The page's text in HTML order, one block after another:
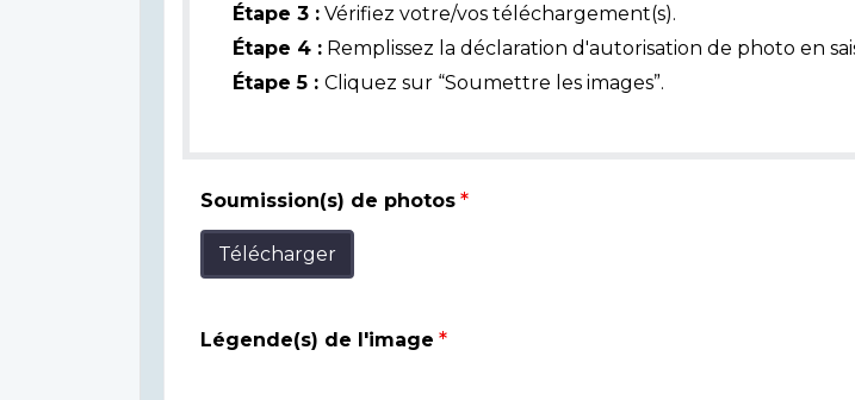
Étape 3 : Vérifiez votre/vos téléchargement(s).
Étape 4 : Remplissez la déclaration d'autorisation de photo en
Étape 5 : Cliquez sur “Soumettre les images”.
Soumission(s) de photos
Télécharger
Légende(s) de l'image